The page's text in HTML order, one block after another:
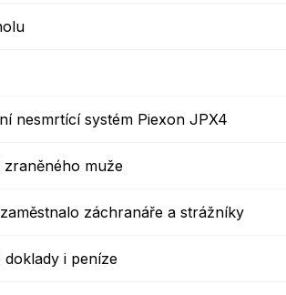
nesmrtící systém Piexon JPX4
zraněného muže
záchranáře a strážníky
doklady i peníze